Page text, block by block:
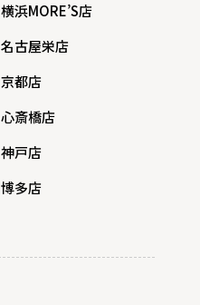
横浜MORE’S店
名古屋栄店
京都店
心斎橋店
神戸店
博多店